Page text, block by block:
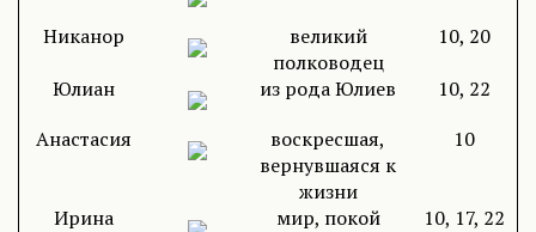
Никанор
великий
полководец
10, 20
Юлиан
из рода Юлиев
10, 22
Анастасия
воскресшая,
вернувшаяся к
жизни
10
Ирина мир, покой
10, 17, 22